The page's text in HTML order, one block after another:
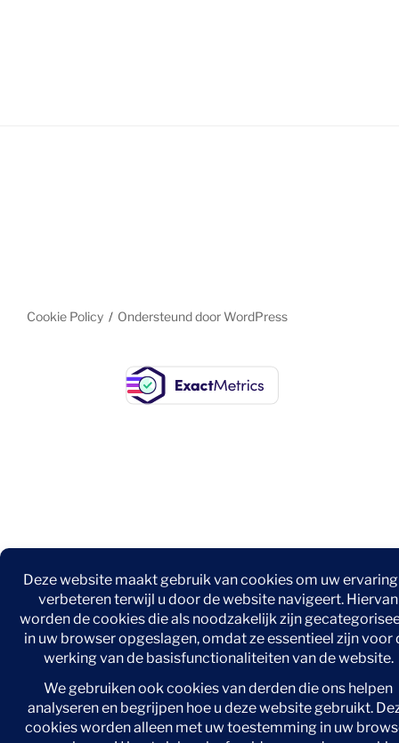
Cookie Policy Ondersteund door WordPress